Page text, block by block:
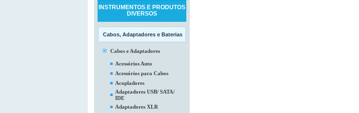
INSTRUMENTOS E PRODUTOS
DIVERSOS
Cabos, Adaptadores e Baterias
Cabos e Adaptadores
Acessórios Auto
Acessórios para Cabos
Acopladores
Adaptadores USB/ SATA/
IDE
Adaptadores XLR